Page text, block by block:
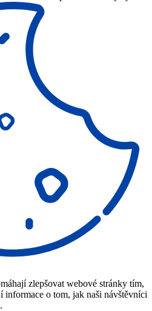
zlepšovat webové stránky tím,
informace o tom, jak naši návštěvníci